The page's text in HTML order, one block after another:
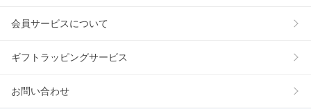
会員サービスについて
ギフトラッピングサービス
お問い合わせ